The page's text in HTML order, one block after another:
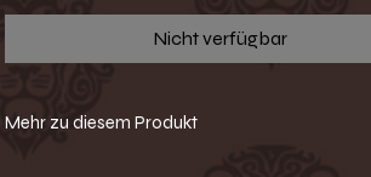
Nicht verfügbar
Mehr zu diesem Produkt